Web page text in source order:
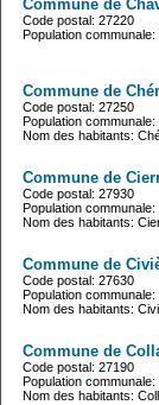
Commune de
Code postal: 27220
Population communale:
Commune de
Code postal: 27250
Population communale:
Nom des habitants:
Commune de
Code postal: 27930
Population communale:
Nom des habitants:
Commune de
Code postal: 27630
Population communale:
Nom des habitants:
Commune de
Code postal: 27190
Population communale:
Nom des habitants: